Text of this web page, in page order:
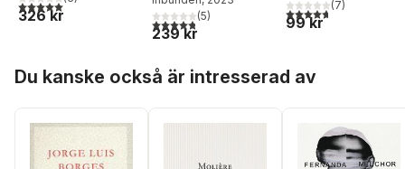
5,0utav 5 stjärnor. Totalt antal röster:
326 kr
4,8utav 5 stjärnor. Totalt antal röster:
(5)
239 kr
4,7utav 5 stjärnor.
(7)
99 kr
Du kanske också är intresserad av